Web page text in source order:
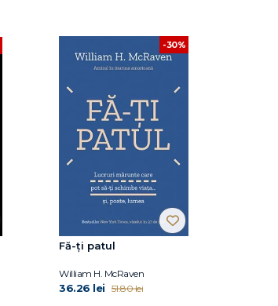
-30%
Fă-ți patul
William H. McRaven
36.26 lei 51.80 lei